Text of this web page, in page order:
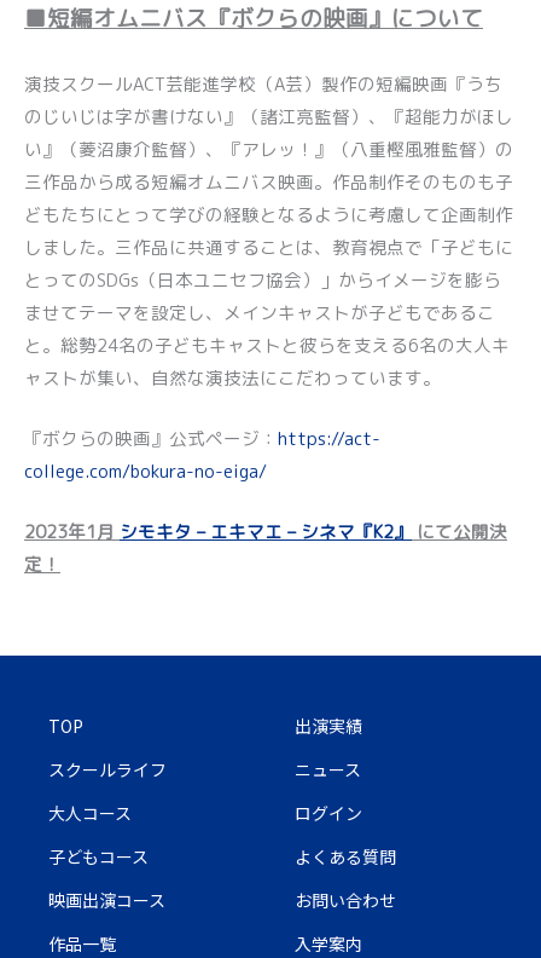
■短編オムニバス『ボクらの映画』について
演技スクールACT芸能進学校（A芸）製作の短編映画『うち
のじいじは字が書けない』（諸江亮監督）、『超能力がほし
い』（菱沼康介監督）、『アレッ！』（八重樫風雅監督）の
三作品から成る短編オムニバス映画。作品制作そのものも子
どもたちにとって学びの経験となるように考慮して企画制作
しました。三作品に共通することは、教育視点で「子どもに
とってのSDGs（日本ユニセフ協会）」からイメージを膨ら
ませてテーマを設定し、メインキャストが子どもであるこ
と。総勢24名の子どもキャストと彼らを支える6名の大人キ
ャストが集い、自然な演技法にこだわっています。
『ボクらの映画』公式ページ： https://act-
college.com/bokura-no-eiga/
2023年1月 シモキタ – エキマエ – シネマ『K2』 にて公開決
定！
TOP
スクールライフ
大人コース
子どもコース
映画出演コース
作品一覧
出演実績
ニュース
ログイン
よくある質問
お問い合わせ
入学案内